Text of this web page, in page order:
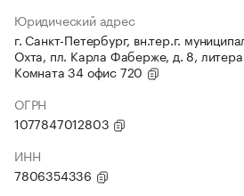
Юридический адрес
г. Санкт-Петербург, вн.тер.г.
Охта, пл. Карла Фаберже, д. 8,
Комната 34 офис 720
ОГРН
1077847012803
ИНН
7806354336